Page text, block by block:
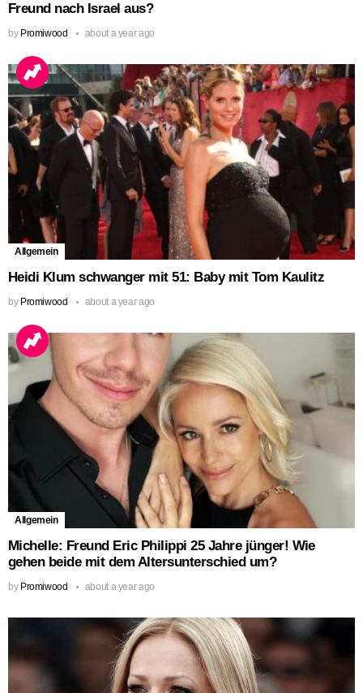
Freund nach Israel aus?
by Promiwood about a year ago
Allgemein
Heidi Klum schwanger mit 51: Baby mit Tom Kaulitz
by Promiwood about a year ago
Allgemein
Michelle: Freund Eric Philippi 25 Jahre jünger! Wie
gehen beide mit dem Altersunterschied um?
by Promiwood about a year ago